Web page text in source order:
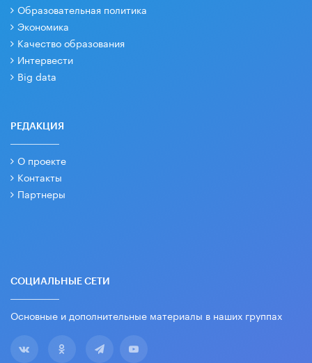
Образовательная политика
Экономика
Качество образования
Интервести
Big data
РЕДАКЦИЯ
О проекте
Контакты
Партнеры
СОЦИАЛЬНЫЕ СЕТИ
Основные и дополнительные материалы в наших группах